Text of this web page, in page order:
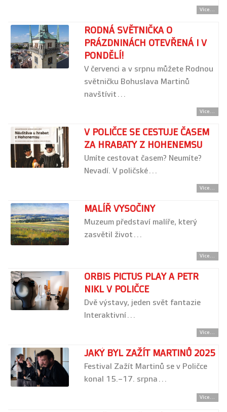
Více...
RODNÁ SVĚTNIČKA O
PRÁZDNINÁCH OTEVŘENÁ I V
PONDĚLÍ!
V červenci a v srpnu můžete Rodnou
světničku Bohuslava Martinů
navštívit…
Více...
V POLIČCE SE CESTUJE ČASEM
ZA HRABATY Z HOHENEMSU
Umíte cestovat časem? Neumíte?
Nevadí. V poličské…
Více...
MALÍŘ VYSOČINY
Muzeum představí malíře, který
zasvětil život…
Více...
ORBIS PICTUS PLAY A PETR
NIKL V POLIČCE
Dvě výstavy, jeden svět fantazie
Interaktivní…
Více...
JAKÝ BYL ZAŽÍT MARTINŮ 2025
Festival Zažít Martinů se v Poličce
konal 15.–17. srpna…
Více...